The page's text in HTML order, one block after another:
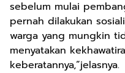
sebelum mulai
pernah dilakukan
warga yang mungkin
menyatakan
keberatannya,”jelasnya.